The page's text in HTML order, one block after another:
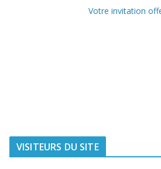
Votre invitation
VISITEURS DU SITE